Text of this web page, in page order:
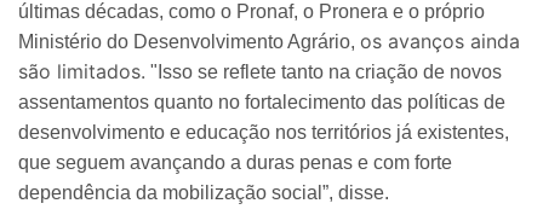
últimas décadas, como o Pronaf, o Pronera e o próprio
Ministério do Desenvolvimento Agrário, os avanços ainda
são limitados. "Isso se reflete tanto na criação de novos
assentamentos quanto no fortalecimento das políticas de
desenvolvimento e educação nos territórios já existentes,
que seguem avançando a duras penas e com forte
dependência da mobilização social”, disse.